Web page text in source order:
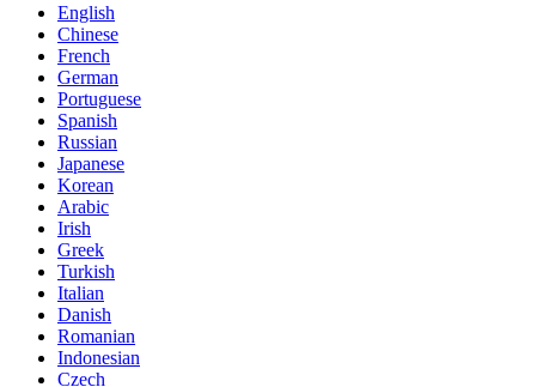
English
Chinese
French
German
Portuguese
Spanish
Russian
Japanese
Korean
Arabic
Irish
Greek
Turkish
Italian
Danish
Romanian
Indonesian
Czech